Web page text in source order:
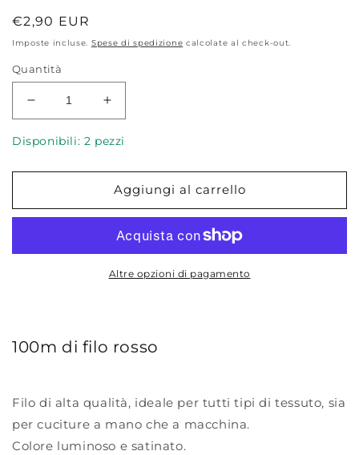
Prezzo
di
€2,90 EUR
Imposte incluse. Spese di spedizione calcolate al check-out.
Quantità
Diminuisci
quantità
per
Gütermann
026
Aumenta
quantità
per
Gütermann
Cucitutto
026
Disponibili: 2 pezzi
Aggiungi al carrello
Altre opzioni di pagamento
100m di filo rosso
Filo di alta qualità, ideale per tutti tipi di tessuto, sia
per cuciture a mano che a macchina.
Colore luminoso e satinato.